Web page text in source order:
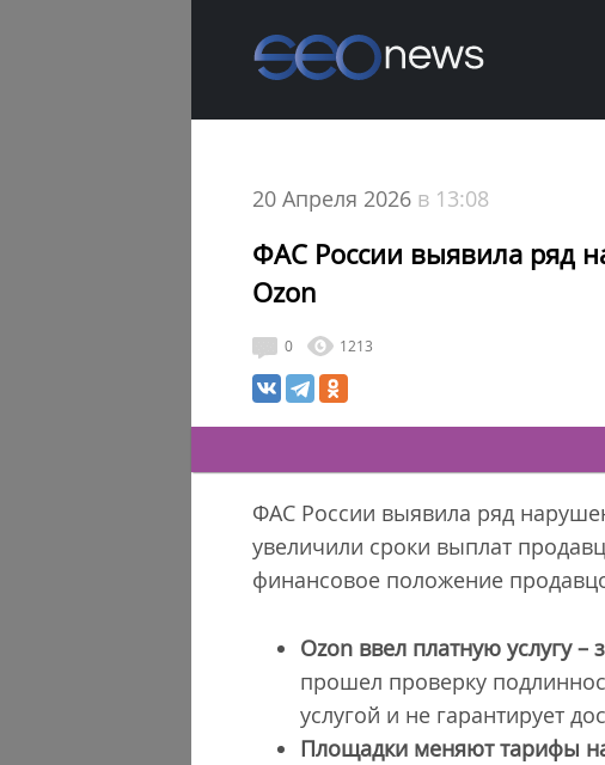
20 Апреля 2026 в 13:08
ФАС России выявила ряд
Ozon
0 1213
ФАС России выявила ряд
увеличили сроки выплат
финансовое положение
Ozon ввел платную услугу –
прошел проверку
услугой и не гарантирует
Площадки меняют тарифы